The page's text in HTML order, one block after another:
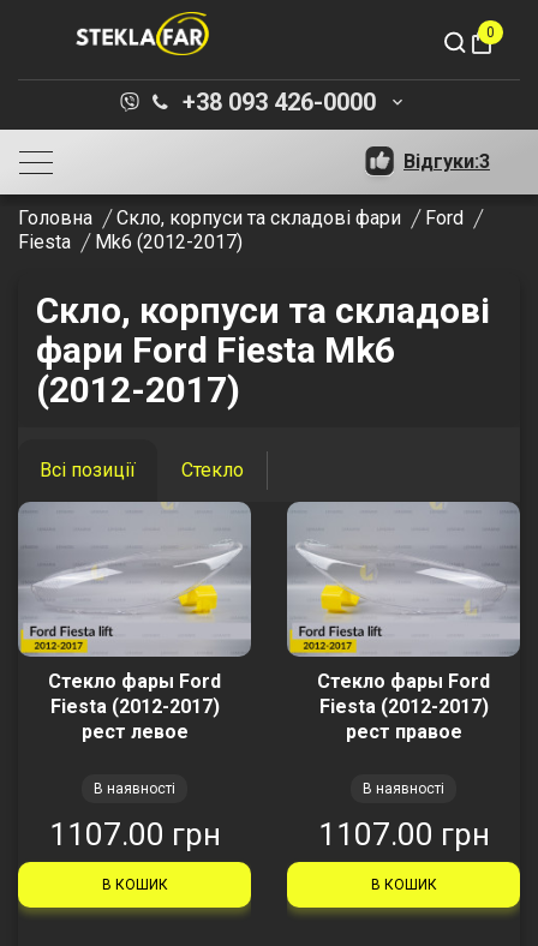
shopping_bag
0
+38 093 426-0000 keyboard_arrow_down
Відгуки:3
Головна Скло, корпуси та складові фари
Ford
Fiesta
Mk6 (2012-2017)
Скло, корпуси та складові
фари Ford Fiesta Mk6
(2012-2017)
Всі позиції Стекло
Стекло фары Ford
Fiesta (2012-2017)
рест левое
В наявності
1107.00 грн
В КОШИК
Стекло фары Ford
Fiesta (2012-2017)
рест правое
В наявності
1107.00 грн
В КОШИК